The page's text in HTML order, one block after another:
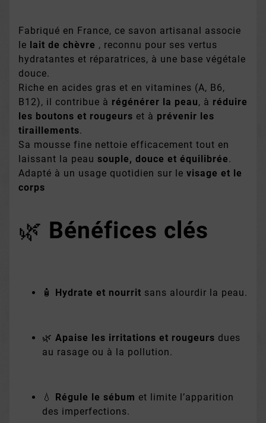
Fabriqué en France, ce savon artisanal associe
le lait de chèvre , reconnu pour ses vertus
hydratantes et réparatrices, à une base végétale
douce.
Riche en acides gras et en vitamines (A, B6,
B12), il contribue à régénérer la peau, à réduire
les boutons et rougeurs et à prévenir les
tiraillements.
Sa mousse fine nettoie efficacement tout en
laissant la peau souple, douce et équilibrée.
Adapté à un usage quotidien sur le visage et le
corps
🌿 Bénéfices clés
🧴 Hydrate et nourrit sans alourdir la peau.
🌿 Apaise les irritations et rougeurs dues
au rasage ou à la pollution.
💧 Régule le sébum et limite l’apparition
des imperfections.